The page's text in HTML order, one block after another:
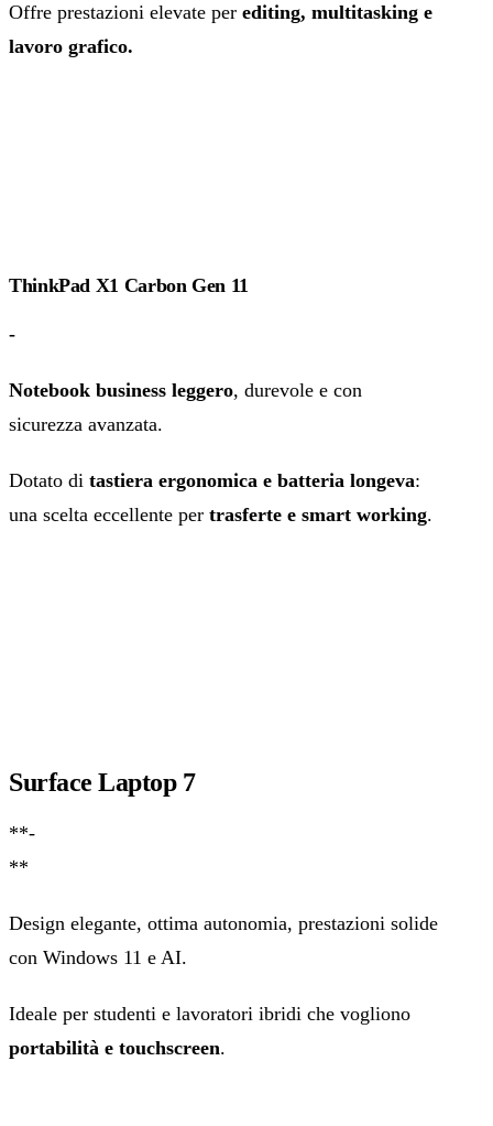
Offre prestazioni elevate per editing, multitasking e
lavoro grafico.
ThinkPad X1 Carbon Gen 11
-
Notebook business leggero, durevole e con
sicurezza avanzata.
Dotato di tastiera ergonomica e batteria longeva:
una scelta eccellente per trasferte e smart working.
Surface Laptop 7
**-
**
Design elegante, ottima autonomia, prestazioni solide
con Windows 11 e AI.
Ideale per studenti e lavoratori ibridi che vogliono
portabilità e touchscreen.